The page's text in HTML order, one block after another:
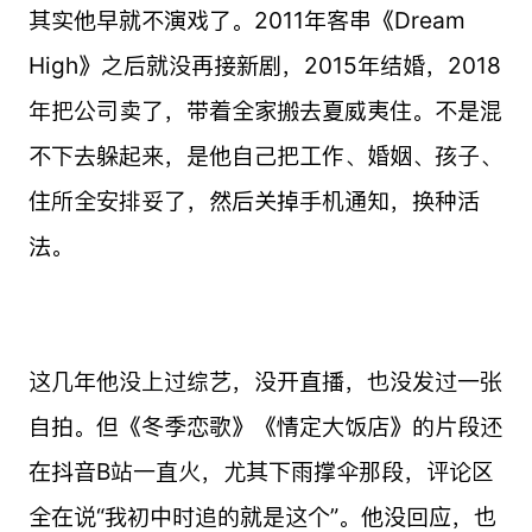
其实他早就不演戏了。2011年客串《Dream
High》之后就没再接新剧，2015年结婚，2018
年把公司卖了，带着全家搬去夏威夷住。不是混
不下去躲起来，是他自己把工作、婚姻、孩子、
住所全安排妥了，然后关掉手机通知，换种活
法。
这几年他没上过综艺，没开直播，也没发过一张
自拍。但《冬季恋歌》《情定大饭店》的片段还
在抖音B站一直火，尤其下雨撑伞那段，评论区
全在说“我初中时追的就是这个”。他没回应，也